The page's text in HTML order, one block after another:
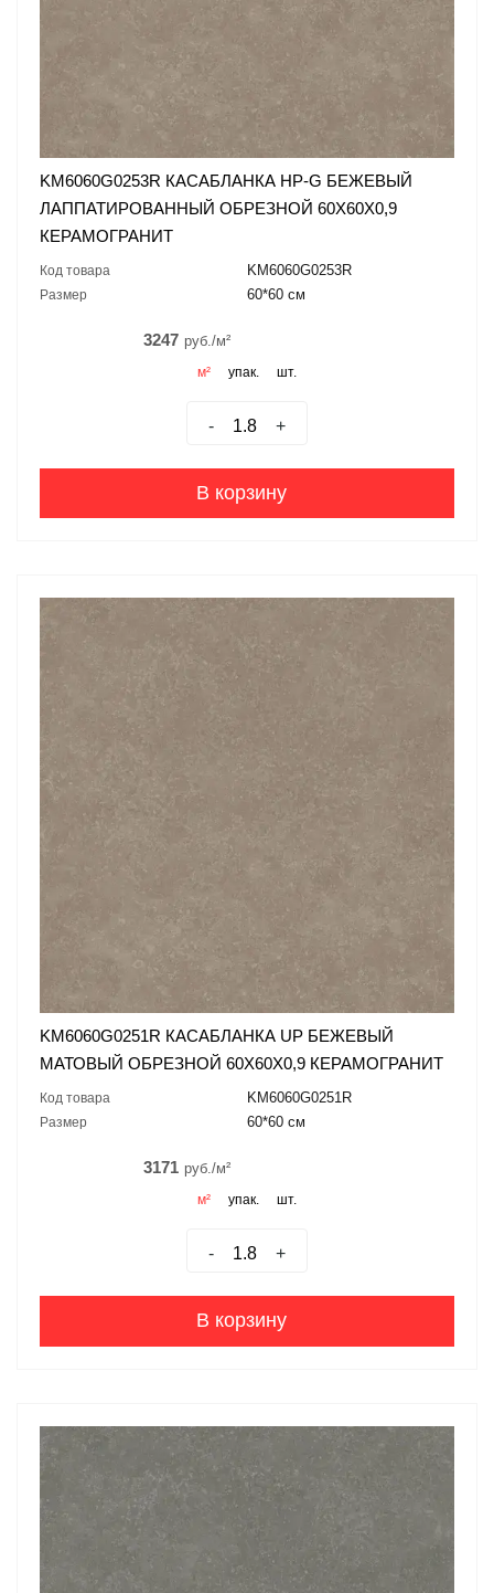
KM6060G0253R КАСАБЛАНКА HP-G БЕЖЕВЫЙ
ЛАППАТИРОВАННЫЙ ОБРЕЗНОЙ 60X60X0,9
КЕРАМОГРАНИТ
Код товара KM6060G0253R
Размер 60*60 см
3247 руб./м²
м² упак. шт.
- +
В корзину
KM6060G0251R КАСАБЛАНКА UP БЕЖЕВЫЙ
МАТОВЫЙ ОБРЕЗНОЙ 60X60X0,9 КЕРАМОГРАНИТ
Код товара KM6060G0251R
Размер 60*60 см
3171 руб./м²
м² упак. шт.
- +
В корзину